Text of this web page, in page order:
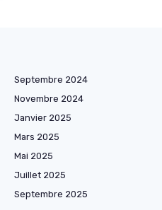
Septembre 2024
Novembre 2024
Janvier 2025
Mars 2025
Mai 2025
Juillet 2025
Septembre 2025